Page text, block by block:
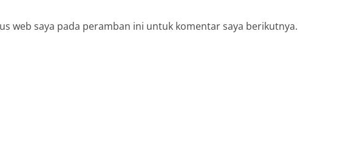
web saya pada peramban ini untuk komentar saya berikutnya.